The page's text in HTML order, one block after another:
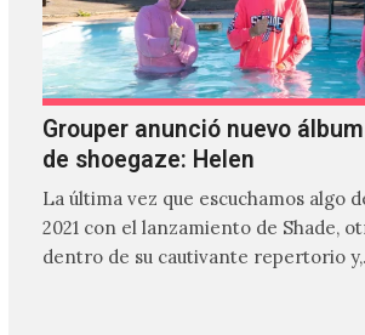
Grouper anunció nuevo
de shoegaze: Helen
La última vez que escuchamos algo
2021 con el lanzamiento de Shade,
dentro de su cautivante repertorio